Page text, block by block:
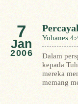
7
Jan
2006
Yohanes
Dalam
kepada
mereka
memang